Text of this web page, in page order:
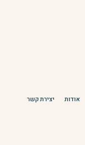
אודות יצירת קשר